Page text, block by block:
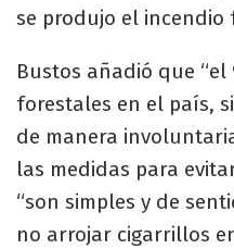
se produjo el incendio
Bustos añadió que “el
forestales en el país,
de manera
las medidas para
“son simples y de
no arrojar cigarrillos